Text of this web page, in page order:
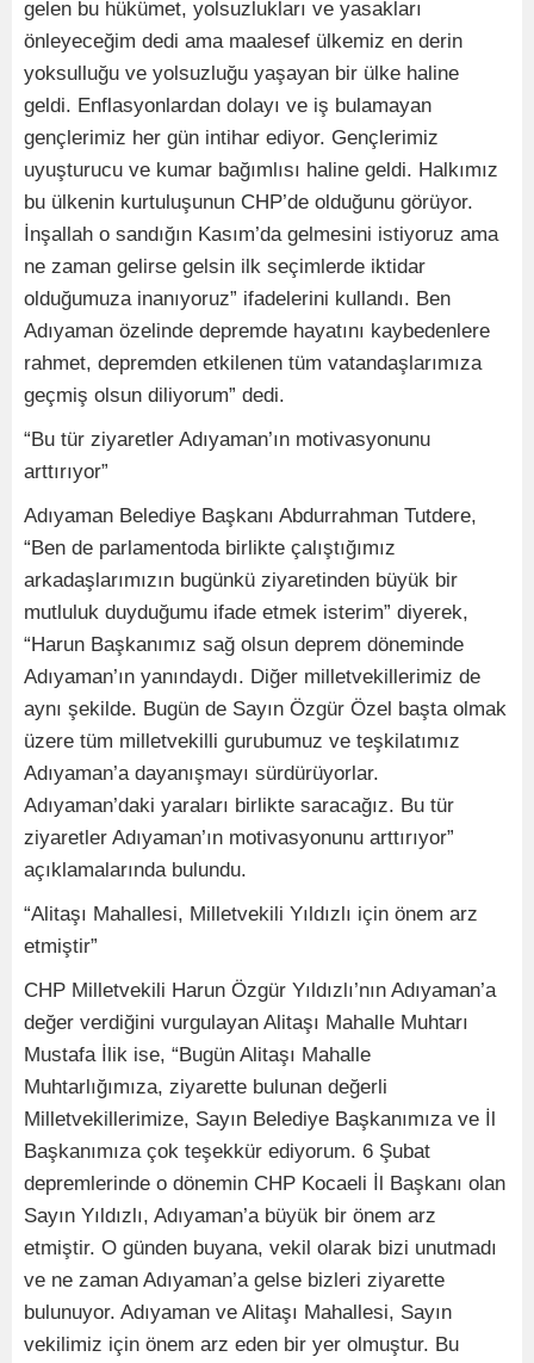
gelen bu hükümet, yolsuzlukları ve yasakları
önleyeceğim dedi ama maalesef ülkemiz en derin
yoksulluğu ve yolsuzluğu yaşayan bir ülke haline
geldi. Enflasyonlardan dolayı ve iş bulamayan
gençlerimiz her gün intihar ediyor. Gençlerimiz
uyuşturucu ve kumar bağımlısı haline geldi. Halkımız
bu ülkenin kurtuluşunun CHP’de olduğunu görüyor.
İnşallah o sandığın Kasım’da gelmesini istiyoruz ama
ne zaman gelirse gelsin ilk seçimlerde iktidar
olduğumuza inanıyoruz” ifadelerini kullandı. Ben
Adıyaman özelinde depremde hayatını kaybedenlere
rahmet, depremden etkilenen tüm vatandaşlarımıza
geçmiş olsun diliyorum” dedi.
“Bu tür ziyaretler Adıyaman’ın motivasyonunu
arttırıyor”
Adıyaman Belediye Başkanı Abdurrahman Tutdere,
“Ben de parlamentoda birlikte çalıştığımız
arkadaşlarımızın bugünkü ziyaretinden büyük bir
mutluluk duyduğumu ifade etmek isterim” diyerek,
“Harun Başkanımız sağ olsun deprem döneminde
Adıyaman’ın yanındaydı. Diğer milletvekillerimiz de
aynı şekilde. Bugün de Sayın Özgür Özel başta olmak
üzere tüm milletvekilli gurubumuz ve teşkilatımız
Adıyaman’a dayanışmayı sürdürüyorlar.
Adıyaman’daki yaraları birlikte saracağız. Bu tür
ziyaretler Adıyaman’ın motivasyonunu arttırıyor”
açıklamalarında bulundu.
“Alitaşı Mahallesi, Milletvekili Yıldızlı için önem arz
etmiştir”
CHP Milletvekili Harun Özgür Yıldızlı’nın Adıyaman’a
değer verdiğini vurgulayan Alitaşı Mahalle Muhtarı
Mustafa İlik ise, “Bugün Alitaşı Mahalle
Muhtarlığımıza, ziyarette bulunan değerli
Milletvekillerimize, Sayın Belediye Başkanımıza ve İl
Başkanımıza çok teşekkür ediyorum. 6 Şubat
depremlerinde o dönemin CHP Kocaeli İl Başkanı olan
Sayın Yıldızlı, Adıyaman’a büyük bir önem arz
etmiştir. O günden buyana, vekil olarak bizi unutmadı
ve ne zaman Adıyaman’a gelse bizleri ziyarette
bulunuyor. Adıyaman ve Alitaşı Mahallesi, Sayın
vekilimiz için önem arz eden bir yer olmuştur. Bu